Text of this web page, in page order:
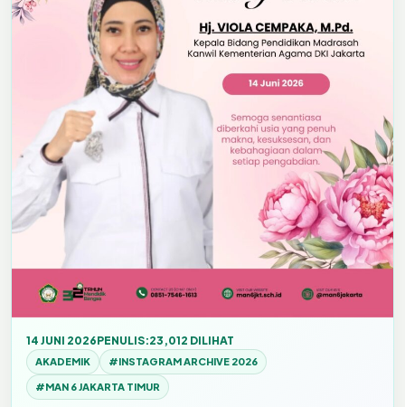
14 JUNI 2026PENULIS:23,012 DILIHAT
AKADEMIK #INSTAGRAM ARCHIVE 2026
#MAN 6 JAKARTA TIMUR